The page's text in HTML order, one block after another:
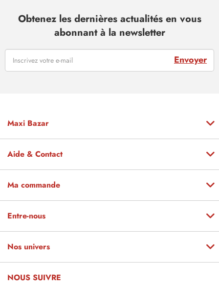
Obtenez les dernières actualités en vous
abonnant à la newsletter
Envoyer
Maxi Bazar
Aide & Contact
Ma commande
Entre-nous
Nos univers
NOUS SUIVRE